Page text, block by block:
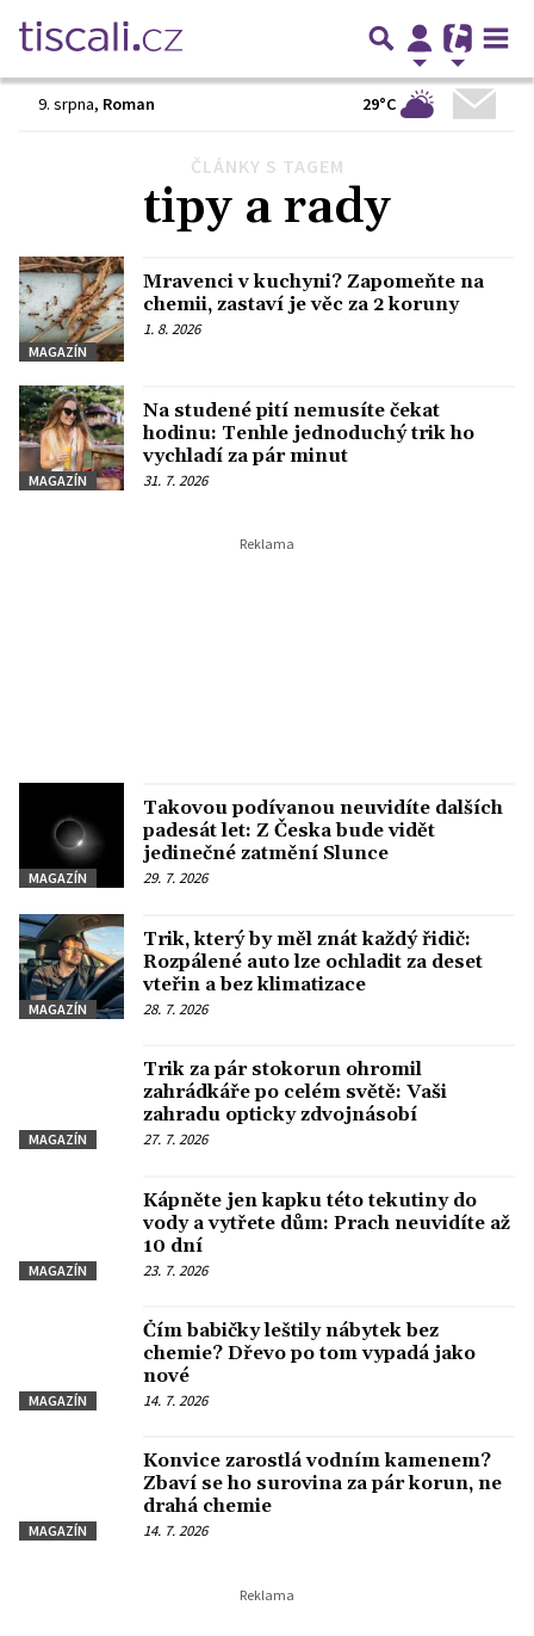
9. srpna, Roman 29°C
ČLÁNKY S TAGEM
tipy a rady
MAGAZÍN
Mravenci v kuchyni? Zapomeňte na
chemii, zastaví je věc za 2 koruny
1. 8. 2026
MAGAZÍN
Na studené pití nemusíte čekat
hodinu: Tenhle jednoduchý trik ho
vychladí za pár minut
31. 7. 2026
MAGAZÍN
Takovou podívanou neuvidíte dalších
padesát let: Z Česka bude vidět
jedinečné zatmění Slunce
29. 7. 2026
MAGAZÍN
Trik, který by měl znát každý řidič:
Rozpálené auto lze ochladit za deset
vteřin a bez klimatizace
28. 7. 2026
MAGAZÍN
Trik za pár stokorun ohromil
zahrádkáře po celém světě: Vaši
zahradu opticky zdvojnásobí
27. 7. 2026
MAGAZÍN
Kápněte jen kapku této tekutiny do
vody a vytřete dům: Prach neuvidíte až
10 dní
23. 7. 2026
MAGAZÍN
Čím babičky leštily nábytek bez
chemie? Dřevo po tom vypadá jako
nové
14. 7. 2026
MAGAZÍN
Konvice zarostlá vodním kamenem?
Zbaví se ho surovina za pár korun, ne
drahá chemie
14. 7. 2026
4 … 6 Další